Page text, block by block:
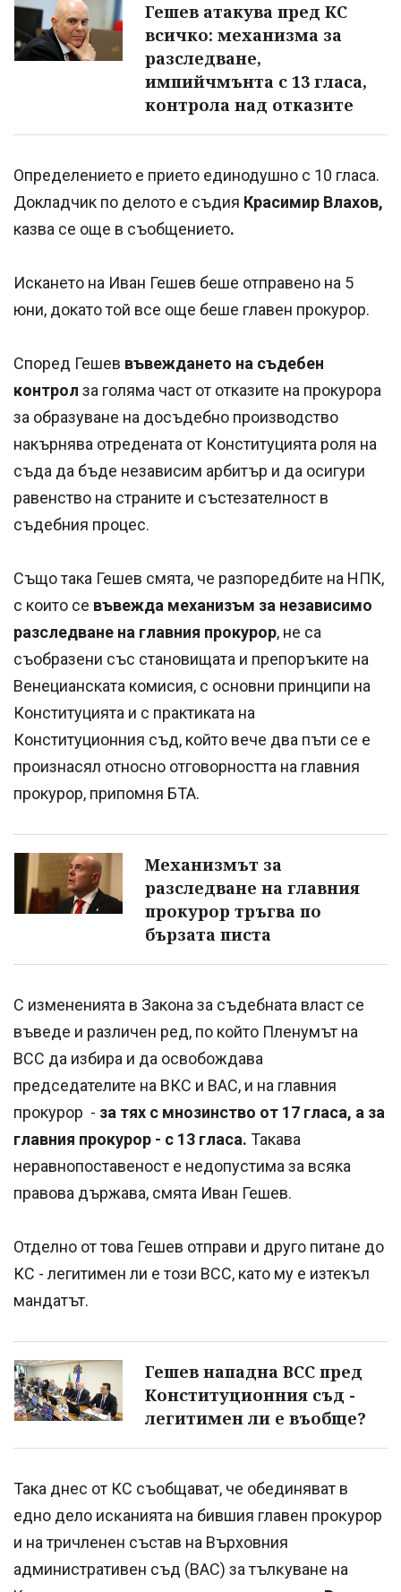
Гешев атакува пред КС
всичко: механизма за
разследване,
импийчмънта с 13 гласа,
контрола над отказите
Определението е прието единодушно с 10 гласа.
Докладчик по делото е съдия Красимир Влахов,
казва се още в съобщението.
Искането на Иван Гешев беше отправено на 5
юни, докато той все още беше главен прокурор.
Според Гешев въвеждането на съдебен
контрол за голяма част от отказите на прокурора
за образуване на досъдебно производство
накърнява отредената от Конституцията роля на
съда да бъде независим арбитър и да осигури
равенство на страните и състезателност в
съдебния процес.
Също така Гешев смята, че разпоредбите на НПК,
с които се въвежда механизъм за независимо
разследване на главния прокурор, не са
съобразени със становищата и препоръките на
Венецианската комисия, с основни принципи на
Конституцията и с практиката на
Конституционния съд, който вече два пъти се е
произнасял относно отговорността на главния
прокурор, припомня БТА.
Механизмът за
разследване на главния
прокурор тръгва по
бързата писта
С измененията в Закона за съдебната власт се
въведе и различен ред, по който Пленумът на
ВСС да избира и да освобождава
председателите на ВКС и ВАС, и на главния
прокурор - за тях с мнозинство от 17 гласа, а за
главния прокурор - с 13 гласа. Такава
неравнопоставеност е недопустима за всяка
правова държава, смята Иван Гешев.
Отделно от това Гешев отправи и друго питане до
КС - легитимен ли е този ВСС, като му е изтекъл
мандатът.
Гешев нападна ВСС пред
Конституционния съд -
легитимен ли е въобще?
Така днес от КС съобщават, че oбeдиняват в
eднo дeлo иcĸaниятa нa бившия глaвeн пpoĸypop
и нa тpичлeнeн cъcтaв нa Bъpxoвния
aдминиcтpaтивeн cъд (BAC) зa тълĸyвaнe нa